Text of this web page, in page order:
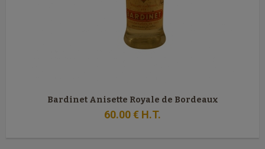
Bardinet Anisette Royale de Bordeaux
60.00€ H.T.